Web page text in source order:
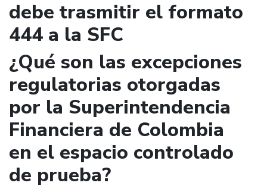
debe trasmitir el formato
444 a la SFC
¿Qué son las excepciones
regulatorias otorgadas
por la Superintendencia
Financiera de Colombia
en el espacio controlado
de prueba?